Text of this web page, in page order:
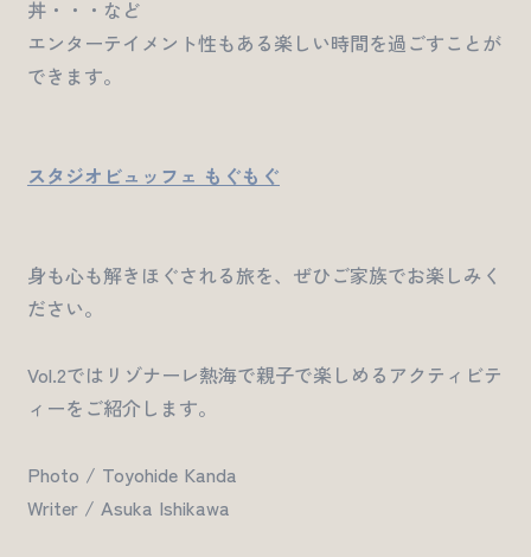
丼・・・など
エンターテイメント性もある楽しい時間を過ごすことが
できます。
スタジオビュッフェ もぐもぐ
身も心も解きほぐされる旅を、ぜひご家族でお楽しみく
ださい。
Vol.2ではリゾナーレ熱海で親子で楽しめるアクティビテ
ィーをご紹介します。
Photo / Toyohide Kanda
Writer / Asuka Ishikawa